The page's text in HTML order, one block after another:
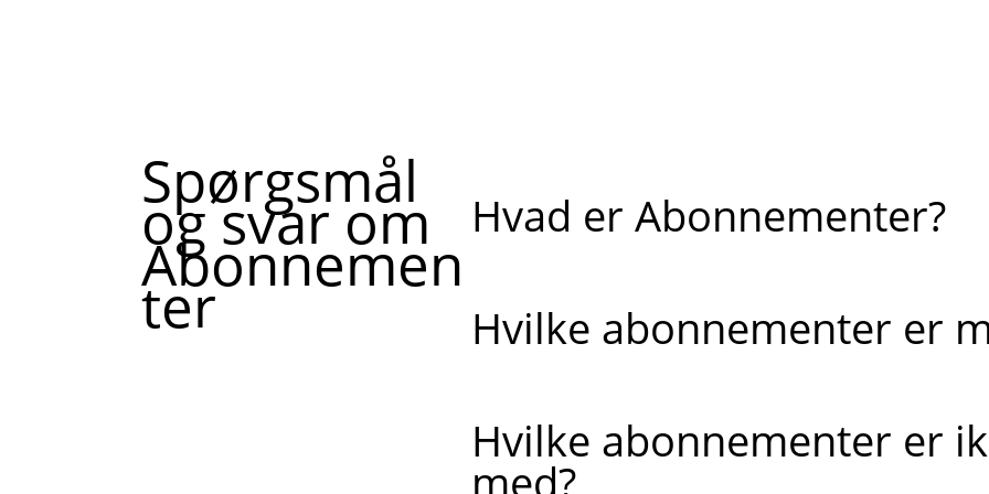
Spørgsmål
og svar om
Abonnemen
ter
Hvad er Abonnementer?
Hvilke abonnementer er
Hvilke abonnementer er
med?